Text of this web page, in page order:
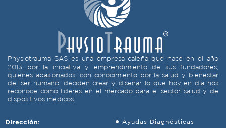
Physiotrauma SAS es una empresa caleña que nace en el año
2013 por la iniciativa y emprendimiento de sus fundadores,
quienes apasionados, con conocimiento por la salud y bienestar
del ser humano, deciden crear y diseñar lo que hoy en día nos
reconoce como líderes en el mercado para el sector salud y de
dispositivos médicos.
Dirección:
Ayudas Diagnósticas